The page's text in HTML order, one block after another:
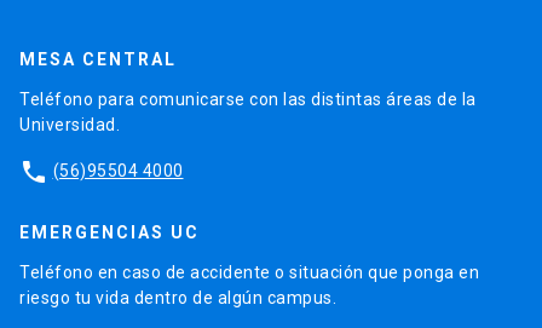
MESA CENTRAL
Teléfono para comunicarse con las distintas áreas de la
Universidad.
phone (56)95504 4000
EMERGENCIAS UC
Teléfono en caso de accidente o situación que ponga en
riesgo tu vida dentro de algún campus.